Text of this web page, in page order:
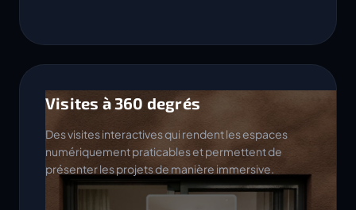
Visites à 360 degrés
Des visites interactives qui rendent les espaces
numériquement praticables et permettent de
présenter les projets de manière immersive.